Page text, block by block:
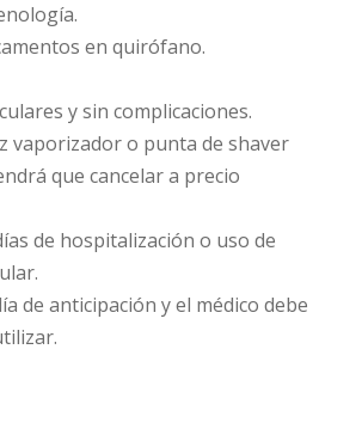
en quirófano.
y sin complicaciones.
vaporizador o punta de shaver
que cancelar a precio
de hospitalización o uso de
de anticipación y el médico debe